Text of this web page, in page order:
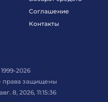
Соглашение
Контакты
2026
права защищены
8, 2026, 11:15:36